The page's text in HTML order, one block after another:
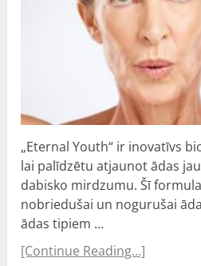
„Eternal Youth“ ir inovatīvs
lai palīdzētu atjaunot ādas
dabisko mirdzumu. Šī
nobriedušai un nogurušai
ādas tipiem …
[Continue Reading...]